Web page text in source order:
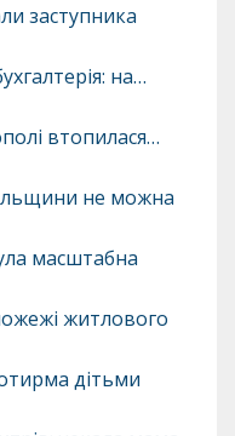
заступника
на…
втопилася…
не можна
масштабна
житлового
дітьми